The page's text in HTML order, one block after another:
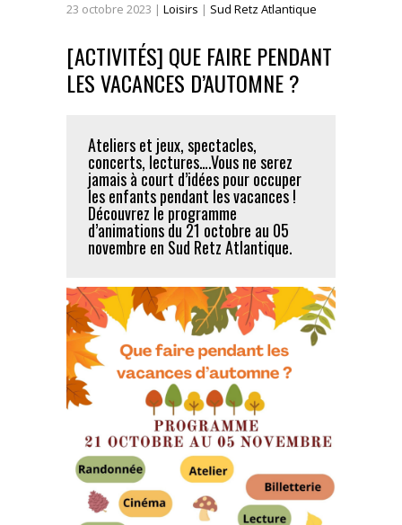
23 octobre 2023 | Loisirs | Sud Retz Atlantique
[ACTIVITÉS] QUE FAIRE PENDANT
LES VACANCES D’AUTOMNE ?
Ateliers et jeux, spectacles,
concerts, lectures….Vous ne serez
jamais à court d’idées pour occuper
les enfants pendant les vacances !
Découvrez le programme
d’animations du 21 octobre au 05
novembre en Sud Retz Atlantique.